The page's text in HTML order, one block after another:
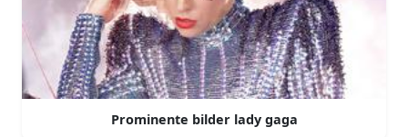
Prominente bilder lady gaga